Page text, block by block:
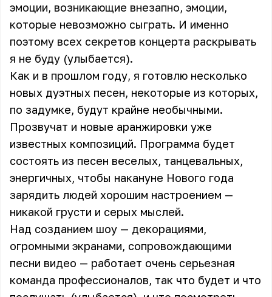
эмоции, возникающие внезапно, эмоции,
которые невозможно сыграть. И именно
поэтому всех секретов концерта раскрывать
я не буду (улыбается).
Как и в прошлом году, я готовлю несколько
новых дуэтных песен, некоторые из которых,
по задумке, будут крайне необычными.
Прозвучат и новые аранжировки уже
известных композиций. Программа будет
состоять из песен веселых, танцевальных,
энергичных, чтобы накануне Нового года
зарядить людей хорошим настроением —
никакой грусти и серых мыслей.
Над созданием шоу — декорациями,
огромными экранами, сопровождающими
песни видео — работает очень серьезная
команда профессионалов, так что будет и что